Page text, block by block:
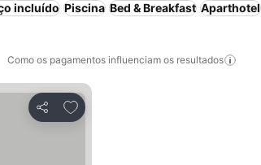
incluído Piscina Bed & Breakfast Aparthotel
Como os pagamentos influenciam os resultados
Partilhar
Adicionar aos favoritos